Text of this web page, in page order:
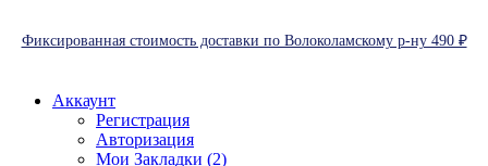
Фиксированная стоимость доставки по Волоколамскому р-ну 490 ₽
Аккаунт
Регистрация
Авторизация
Мои Закладки (2)